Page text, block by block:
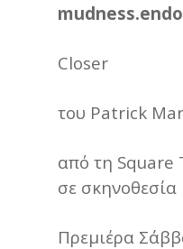
Closer
του Patrick
από τη
σε
Πρεμιέρα